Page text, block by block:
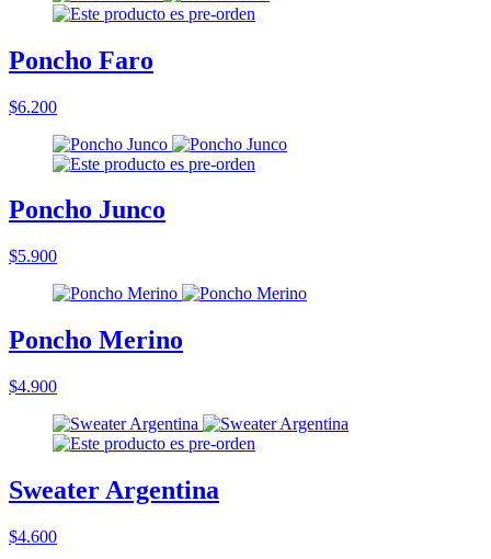
Poncho Faro
$6.200
Poncho Junco
$5.900
Poncho Merino
$4.900
Sweater Argentina
$4.600